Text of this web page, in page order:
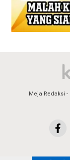
Meja Redaksi